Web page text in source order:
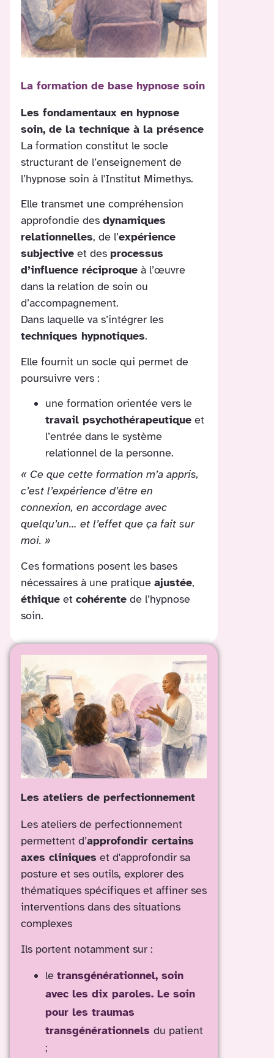
La formation de base hypnose soin
Les fondamentaux en hypnose
soin, de la technique à la présence
La formation constitut le socle
structurant de l’enseignement de
l’hypnose soin à l'Institut Mimethys.
Elle transmet une compréhension
approfondie des dynamiques
relationnelles, de l’expérience
subjective et des processus
d’influence réciproque à l’œuvre
dans la relation de soin ou
d’accompagnement.
Dans laquelle va s’intégrer les
techniques hypnotiques.
Elle fournit un socle qui permet de
poursuivre vers :
une formation orientée vers le
travail psychothérapeutique et
l’entrée dans le système
relationnel de la personne.
« Ce que cette formation m’a appris,
c’est l’expérience d’être en
connexion, en accordage avec
quelqu’un… et l’effet que ça fait sur
moi. »
Ces formations posent les bases
nécessaires à une pratique ajustée,
éthique et cohérente de l’hypnose
soin.
Les ateliers de perfectionnement
Les ateliers de perfectionnement
permettent d’approfondir certains
axes cliniques et d'approfondir sa
posture et ses outils, explorer des
thématiques spécifiques et affiner ses
interventions dans des situations
complexes
Ils portent notamment sur :
le transgénérationnel, soin
avec les dix paroles. Le soin
pour les traumas
transgénérationnels du patient
;